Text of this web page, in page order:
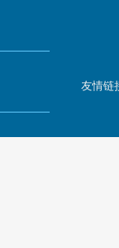
友情链